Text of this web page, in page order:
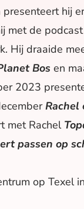
hij er
met de podcast
Hij draaide
Bos en
2023
Rachel
met Rachel
passen op
op Texel in